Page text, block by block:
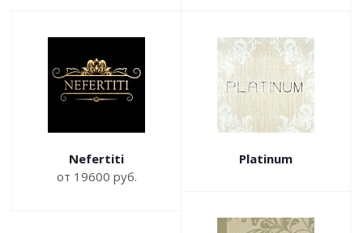
Nefertiti
от 19600 руб.
Platinum